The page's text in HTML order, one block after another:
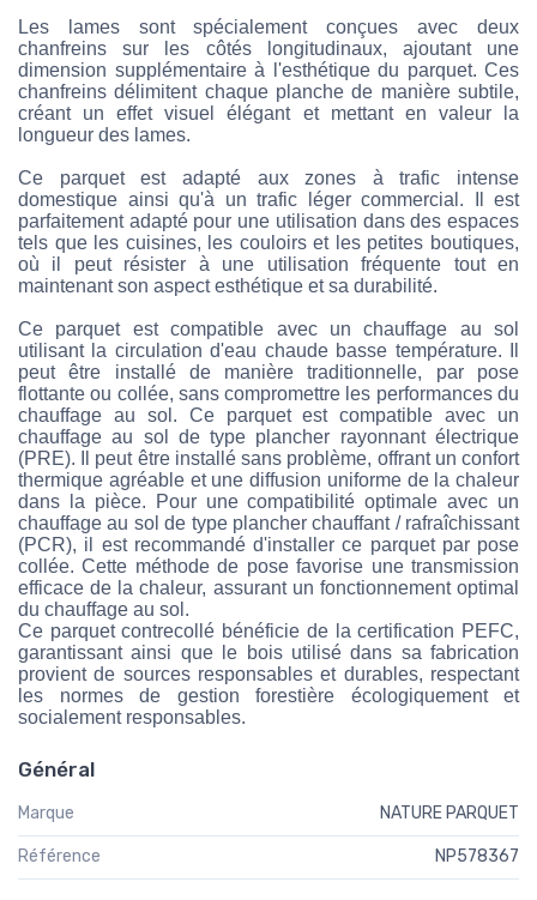
Les lames sont spécialement conçues avec deux
chanfreins sur les côtés longitudinaux, ajoutant une
dimension supplémentaire à l'esthétique du parquet. Ces
chanfreins délimitent chaque planche de manière subtile,
créant un effet visuel élégant et mettant en valeur la
longueur des lames.
Ce parquet est adapté aux zones à trafic intense
domestique ainsi qu'à un trafic léger commercial. Il est
parfaitement adapté pour une utilisation dans des espaces
tels que les cuisines, les couloirs et les petites boutiques,
où il peut résister à une utilisation fréquente tout en
maintenant son aspect esthétique et sa durabilité.
Ce parquet est compatible avec un chauffage au sol
utilisant la circulation d'eau chaude basse température. Il
peut être installé de manière traditionnelle, par pose
flottante ou collée, sans compromettre les performances du
chauffage au sol. Ce parquet est compatible avec un
chauffage au sol de type plancher rayonnant électrique
(PRE). Il peut être installé sans problème, offrant un confort
thermique agréable et une diffusion uniforme de la chaleur
dans la pièce. Pour une compatibilité optimale avec un
chauffage au sol de type plancher chauffant / rafraîchissant
(PCR), il est recommandé d'installer ce parquet par pose
collée. Cette méthode de pose favorise une transmission
efficace de la chaleur, assurant un fonctionnement optimal
du chauffage au sol.
Ce parquet contrecollé bénéficie de la certification PEFC,
garantissant ainsi que le bois utilisé dans sa fabrication
provient de sources responsables et durables, respectant
les normes de gestion forestière écologiquement et
socialement responsables.
Général
Marque NATURE PARQUET
Référence NP578367